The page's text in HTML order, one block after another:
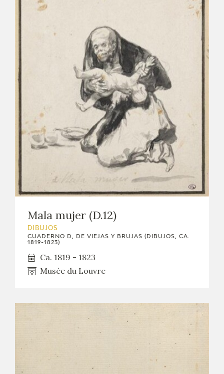
Mala mujer (D.12)
DIBUJOS
CUADERNO D, DE VIEJAS Y BRUJAS (DIBUJOS, CA.
1819-1823)
Ca. 1819 - 1823
Musée du Louvre